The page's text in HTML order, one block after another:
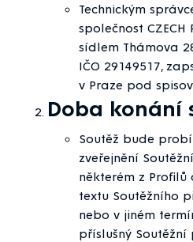
Technickým
společnost CZECH
sídlem Thámova
IČO 29149517,
v Praze pod
Doba konání
Soutěž bude
zveřejnění
některém z Profilů
textu Soutěžního
nebo v jiném
příslušný Soutěžní